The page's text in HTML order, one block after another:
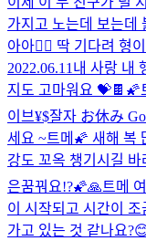
가지고 노는데 보는데
아아❤️‍🔥 딱 기다려 형
2022.06.11 내 사랑 내
지도 고마워요 💝🍫 🌠
이브¥$잘자 お休み
세요 ~트메🌠 새해 복
강도 꼬옥 챙기시길
은꿈꿔요!?🌠🙏트메
이 시작되고 시간이
가고 있는 것 같나요